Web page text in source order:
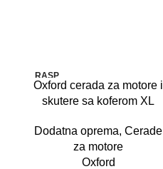
RASP
RODA
TO
Oxford cerada za motore i
skutere sa koferom XL
Dodatna oprema, Cerade
za motore
Oxford